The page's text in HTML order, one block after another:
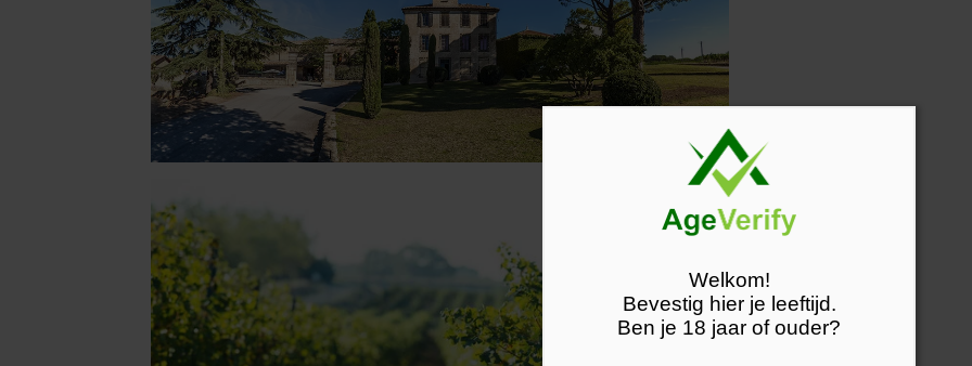
Welkom!
Bevestig hier je leeftijd.
Ben je 18 jaar of ouder?